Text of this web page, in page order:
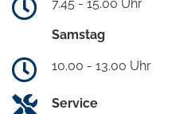
7.45 - 15.00 Uhr
Samstag
10.00 - 13.00 Uhr
Service